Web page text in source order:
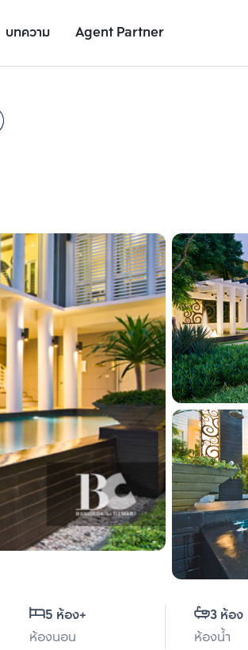
บทความ Agent Partner
รายละเอียดยูนิต
5 ห้อง+
ห้องนอน
3 ห้อง
ห้องน้ำ
เพิ่มยูนิตเปรียบเทียบ
รายการที่ 2